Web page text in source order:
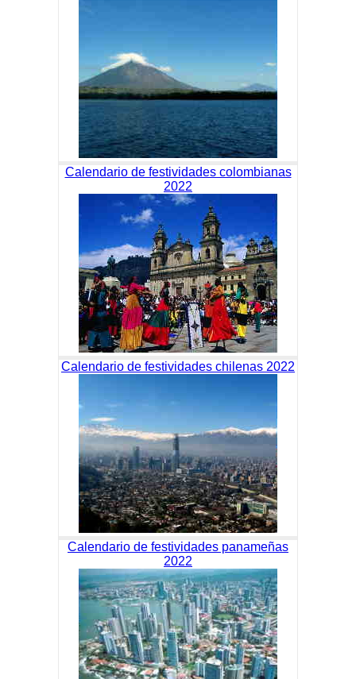
Calendario de festividades colombianas
2022
Calendario de festividades chilenas 2022
Calendario de festividades panameñas
2022